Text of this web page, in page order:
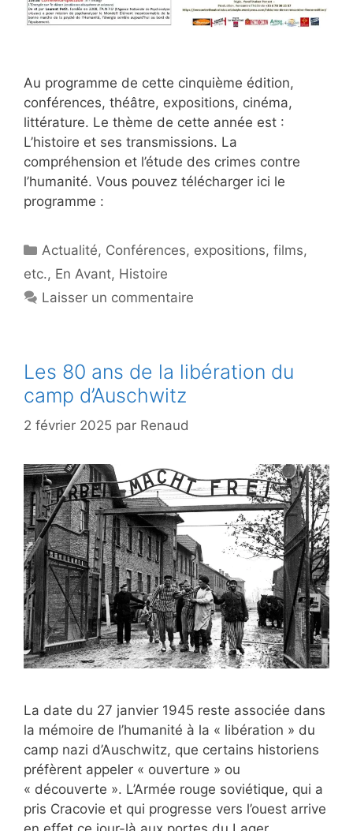
Au programme de cette cinquième édition,
conférences, théâtre, expositions, cinéma,
littérature. Le thème de cette année est :
L’histoire et ses transmissions. La
compréhension et l’étude des crimes contre
l’humanité. Vous pouvez télécharger ici le
programme :
Catégories
Actualité, Conférences, expositions, films,
etc., En Avant, Histoire
Laisser un commentaire
Les 80 ans de la libération du
camp d’Auschwitz
2 février 2025 par Renaud
La date du 27 janvier 1945 reste associée dans
la mémoire de l’humanité à la « libération » du
camp nazi d’Auschwitz, que certains historiens
préfèrent appeler « ouverture » ou
« découverte ». L’Armée rouge soviétique, qui a
pris Cracovie et qui progresse vers l’ouest arrive